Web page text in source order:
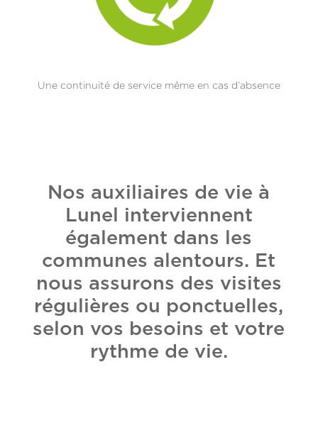
Une continuité de service même en cas d’absence
Nos auxiliaires de vie à
Lunel interviennent
également dans les
communes alentours. Et
nous assurons des visites
régulières ou ponctuelles,
selon vos besoins et votre
rythme de vie.